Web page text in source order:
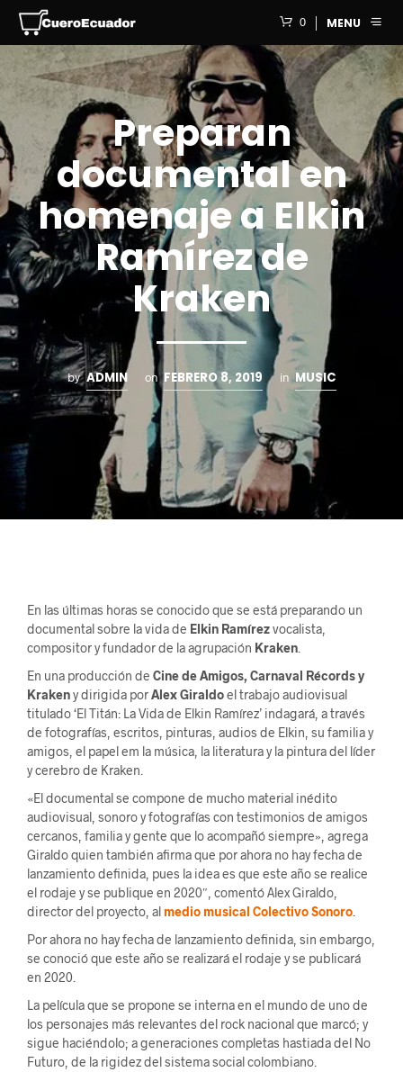
0 MENU
Preparan
documental en
homenaje a Elkin
Ramírez de
Kraken
by ADMIN on FEBRERO 8, 2019 in MUSIC
En las últimas horas se conocido que se está preparando un
documental sobre la vida de Elkin Ramírezvocalista,
compositor y fundador de la agrupación Kraken
En una producción de Cine de Amigos, Carnaval Récords y
Krakeny dirigida porAlex Giraldoel trabajo audiovisual
titulado ‘El Titán: La Vida de Elkin Ramírez’ indagará, a través
de fotografías, escritos, pinturas, audios de Elkin, su familia y
amigos, el papel em la música, la literatura y la pintura del líder
y cerebro de Kraken.
«El documental se compone de mucho material inédito
audiovisual, sonoro y fotografías con testimonios de amigos
cercanos, familia y gente que lo acompañó siempre», agrega
Giraldo quien también afirma que por ahora no hay fecha de
lanzamiento definida, pues la idea es que este año se realice
el rodaje y se publique en 2020″, comentó Alex Giraldo,
director del proyecto, almedio musical Colectivo Sonoro
Por ahora no hay fecha de lanzamiento definida, sin embargo,
se conoció que este año se realizará el rodaje y se publicará
en 2020.
La película que se propone se interna en el mundo de uno de
los personajes más relevantes del rock nacional que marcó; y
sigue haciéndolo; a generaciones completas hastiada del No
Futuro, de la rigidez del sistema social colombiano.